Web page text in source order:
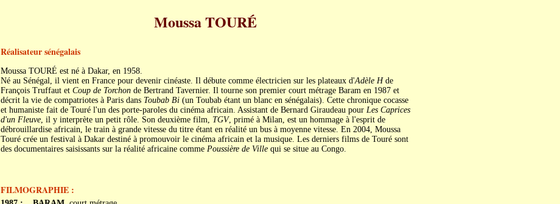
Moussa TOURÉ
Réalisateur sénégalais
Moussa TOURÉ est né à Dakar, en 1958.
Né au Sénégal, il vient en France pour devenir cinéaste. Il débute comme électricien sur les plateaux d'Adèle Hde
François Truffaut et Coup de Torchonde Bertrand Tavernier. Il tourne son premier court métrage Baram en 1987 et
décrit la vie de compatriotes à Paris dans Toubab Bi(un Toubab étant un blanc en sénégalais). Cette chronique cocasse
et humaniste fait de Touré l'un des porte-paroles du cinéma africain. Assistant de Bernard Giraudeau pour Les Caprices
d'un Fleuve, il y interprète un petit rôle. Son deuxième film, TGV, primé à Milan, est un hommage à l'esprit de
débrouillardise africain, le train à grande vitesse du titre étant en réalité un bus à moyenne vitesse. En 2004, Moussa
Touré crée un festival à Dakar destiné à promouvoir le cinéma africain et la musique. Les derniers films de Touré sont
des documentaires saisissants sur la réalité africaine comme Poussière de Villequi se situe au Congo.
FILMOGRAPHIE :